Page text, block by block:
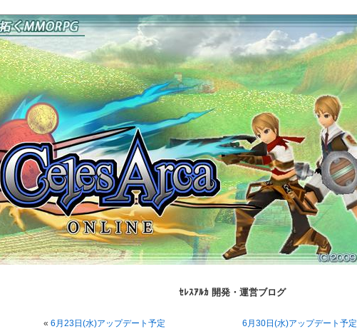
ｾﾚｽｱﾙｶ 開発・運営ブログ
« 6月23日(水)アップデート予定 6月30日(水)アップデート予定